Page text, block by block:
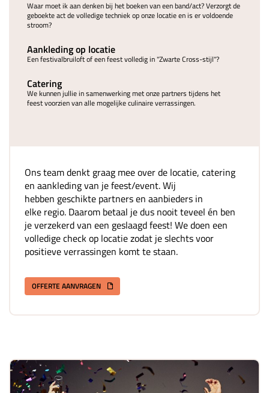
Waar moet ik aan denken bij het boeken van een band/act? Verzorgt de
geboekte act de volledige techniek op onze locatie en is er voldoende
stroom?
Aankleding op locatie
Een festivalbruiloft of een feest volledig in "Zwarte Cross-stijl"?
Catering
We kunnen jullie in samenwerking met onze partners tijdens het
feest voorzien van alle mogelijke culinaire verrassingen.
Ons team denkt graag mee over de locatie, catering
en aankleding van je feest/event. Wij
hebben geschikte partners en aanbieders in
elke regio. Daarom betaal je dus nooit teveel én ben
je verzekerd van een geslaagd feest! We doen een
volledige check op locatie zodat je slechts voor
positieve verrassingen komt te staan.
OFFERTE AANVRAGEN